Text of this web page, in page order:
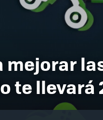
mejorar
te llevará